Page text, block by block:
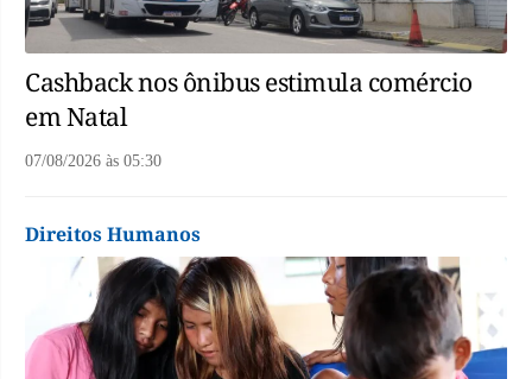
Cashback nos ônibus estimula comércio
em Natal
07/08/2026 às 05:30
Direitos Humanos